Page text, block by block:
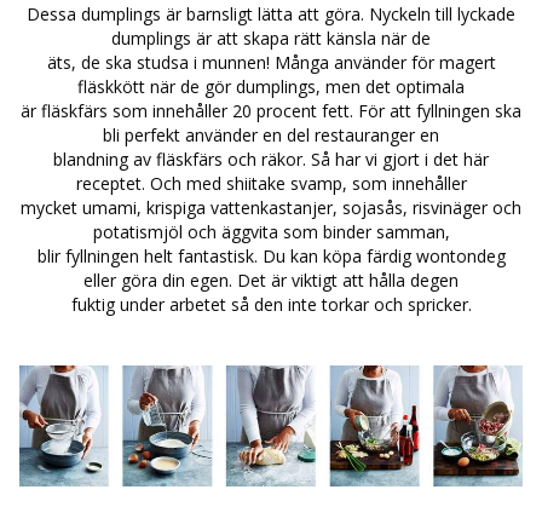
Dessa dumplings är barnsligt lätta att göra. Nyckeln till lyckade
dumplings är att skapa rätt känsla när de
äts, de ska studsa i munnen! Många använder för magert
fläskkött när de gör dumplings, men det optimala
är fläskfärs som innehåller 20 procent fett. För att fyllningen ska
bli perfekt använder en del restauranger en
blandning av fläskfärs och räkor. Så har vi gjort i det här
receptet. Och med shiitake svamp, som innehåller
mycket umami, krispiga vattenkastanjer, sojasås, risvinäger och
potatismjöl och äggvita som binder samman,
blir fyllningen helt fantastisk. Du kan köpa färdig wontondeg
eller göra din egen. Det är viktigt att hålla degen
fuktig under arbetet så den inte torkar och spricker.